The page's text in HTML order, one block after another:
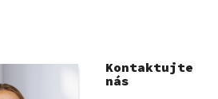
Kontaktujte
nás